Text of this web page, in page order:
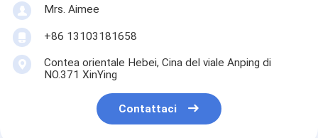
Mrs. Aimee
+86 13103181658
Contea orientale Hebei, Cina del viale Anping di
NO.371 XinYing
Contattaci